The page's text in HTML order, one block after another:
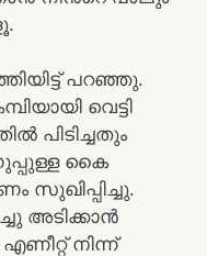
പറഞ്ഞു.
വെട്ടി
പിടിച്ചതും
കൈ
സുഖിപ്പിച്ചു.
അടിക്കാൻ
നിന്ന്